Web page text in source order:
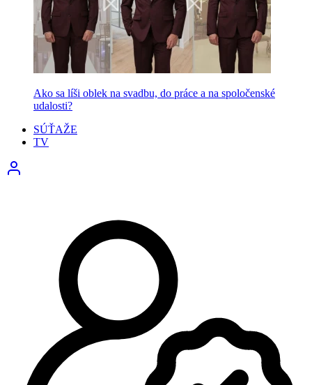
Ako sa líši oblek na svadbu, do práce a na spoločenské
udalosti?
SÚŤAŽE
TV